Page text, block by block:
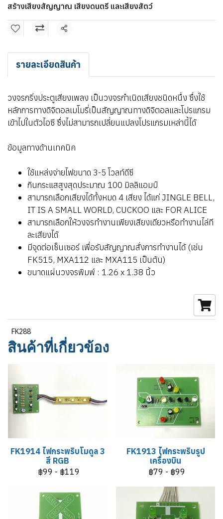
สร้างเสียงสัญญาณ เสียงดนตรี และเสียงสัตว์
แชร์
รายละเอียดสินค้า
วงจรกริ่งประตูเสียงเพลง เป็นวงจรกำเนิดเสียงชนิดหนึ่ง ซึ่งใช้
หลักการทางดิจิตอลเมโมรี่เป็นสัญญาณทางดิจิตอลและโปรแกรม
เข้าไปในตัวไอซี ซึ่งไม่สามารถเปลี่ยนแปลงโปรแกรมเหล่านี้ได้
ข้อมูลทางด้านเทคนิค
ใช้แหล่งจ่ายไฟขนาด 3-5 โวลท์ดีซี
กินกระแสสูงสุดประมาณ 100 มิลลิแอมป์
สามารถเลือกเสียงได้ทั้งหมด 4 เสียง ได้แก่ JINGLE BELL,
IT IS A SMALL WORLD, CUCKOO และ FOR ALICE
สามารถเลือกให้วงจรทำงานเพียงเสียงเดียวหรือทำงานไล่ที
ละเสียงได้
มีจุดต่อเซ็นเซอร์ เพื่อรับสัญญาณสั่งการทำงานได้ (เช่น
FK515, MXA112 และ MXA115 เป็นต้น)
ขนาดแผ่นวงจรพิมพ์ : 1.26 x 1.38 นิ้ว
FK288
สินค้าที่เกี่ยวข้อง
FK1914 ไฟกระพริบโมดูล 3
สี RGB
฿99 - ฿119
FK1913 ไฟกระพริบรูป
เครื่องบิน
฿79 - ฿99